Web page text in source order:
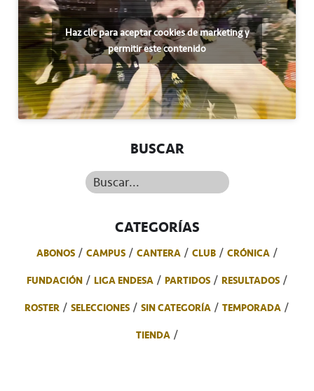
Haz clic para aceptar cookies de marketing y
permitir este contenido
BUSCAR
Buscar...
CATEGORÍAS
ABONOS CAMPUS CANTERA CLUB
CRÓNICA
FUNDACIÓN
LIGA ENDESA PARTIDOS
RESULTADOS
ROSTER
SELECCIONES SIN CATEGORÍA
TEMPORADA
TIENDA